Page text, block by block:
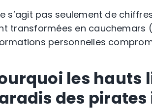
s’agit pas seulement de
transformées en cauchemars
personnelles
les hauts
des